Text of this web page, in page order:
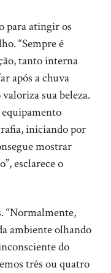
para atingir os
“Sempre é
tanto interna
após a chuva
sua beleza.
iniciando por
mostrar
esclarece o
“Normalmente,
ambiente olhando
do
três ou quatro